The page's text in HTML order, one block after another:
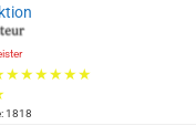
1818